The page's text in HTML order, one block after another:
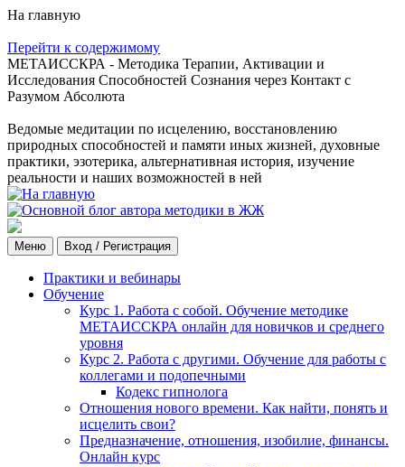
На главную
Перейти к содержимому
МЕТАИССКРА - Методика Терапии, Активации и
Исследования Способностей Сознания через Контакт с
Разумом Абсолюта
Ведомые медитации по исцелению, восстановлению
природных способностей и памяти иных жизней, духовные
практики, эзотерика, альтернативная история, изучение
реальности и наших возможностей в ней
Меню Вход / Регистрация
Практики и вебинары
Обучение
Курс 1. Работа с собой. Обучение методике
МЕТАИССКРА онлайн для новичков и среднего
уровня
Курс 2. Работа с другими. Обучение для работы с
коллегами и подопечными
Кодекс гипнолога
Отношения нового времени. Как найти, понять и
исцелить свои?
Предназначение, отношения, изобилие, финансы.
Онлайн курс